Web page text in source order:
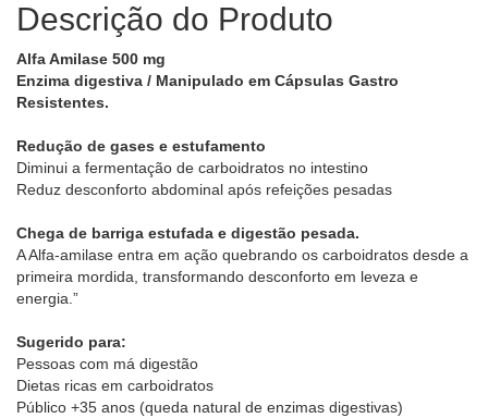
Descrição do Produto
Alfa Amilase 500 mg
Enzima digestiva / Manipulado em Cápsulas Gastro
Resistentes.
Redução de gases e estufamento
Diminui a fermentação de carboidratos no intestino
Reduz desconforto abdominal após refeições pesadas
Chega de barriga estufada e digestão pesada.
A Alfa-amilase entra em ação quebrando os carboidratos desde a
primeira mordida, transformando desconforto em leveza e
energia.”
Sugerido para:
Pessoas com má digestão
Dietas ricas em carboidratos
Público +35 anos (queda natural de enzimas digestivas)